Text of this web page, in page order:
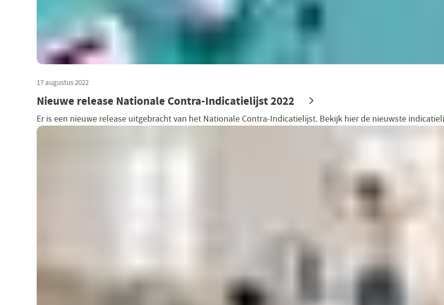
17 augustus 2022
Nieuwe release Nationale Contra-Indicatielijst 2022
Er is een nieuwe release uitgebracht van het Nationale Contra-Indicatielijst. Bekijk hier de nieuwste